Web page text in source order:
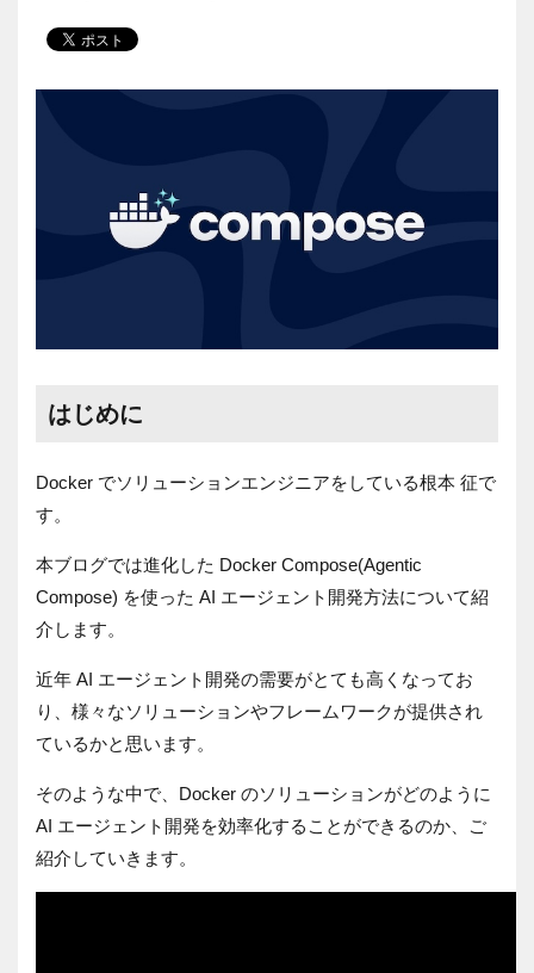
はじめに
Docker でソリューションエンジニアをしている根本 征で
す。
本ブログでは進化した Docker Compose(Agentic
Compose) を使った AI エージェント開発方法について紹
介します。
近年 AI エージェント開発の需要がとても高くなってお
り、様々なソリューションやフレームワークが提供され
ているかと思います。
そのような中で、Docker のソリューションがどのように
AI エージェント開発を効率化することができるのか、ご
紹介していきます。